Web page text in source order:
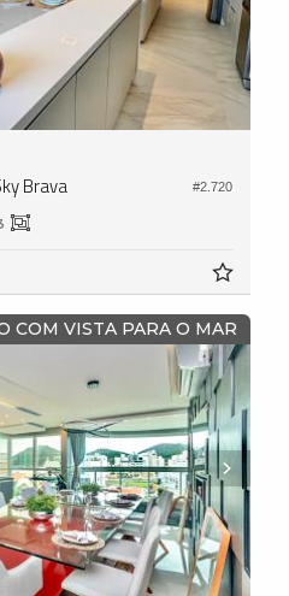
#2.720
Brava
COM VISTA PARA O MAR